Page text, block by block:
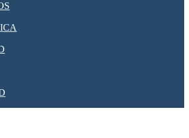
TRANSIENTES SPDS PARA
FOTOVOLTAICAS